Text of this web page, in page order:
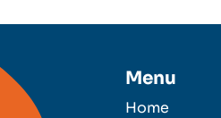
Menu
Home